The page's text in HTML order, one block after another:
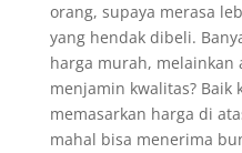
orang, supaya merasa
yang hendak dibeli.
harga murah, melainkan
menjamin kwalitas? Baik
memasarkan harga di
mahal bisa menerima